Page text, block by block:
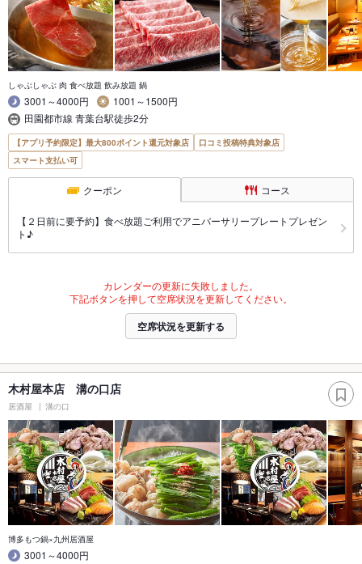
しゃぶしゃぶ 肉 食べ放題 飲み放題 鍋
3001～4000円
1001～1500円
田園都市線 青葉台駅徒歩2分
【アプリ予約限定】最大800ポイント還元対象店
口コミ投稿特典対象店
スマート支払い可
クーポン コース
【２日前に要予約】食べ放題ご利用でアニバーサリープレートプレゼン
ト♪
カレンダーの更新に失敗しました。
下記ボタンを押して空席状況を更新してください。
空席状況を更新する
木村屋本店 溝の口店
居酒屋 溝の口
博多もつ鍋×九州居酒屋
3001～4000円